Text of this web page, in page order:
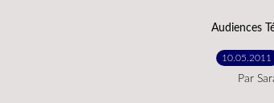
Audiences
10.05.2011
Par